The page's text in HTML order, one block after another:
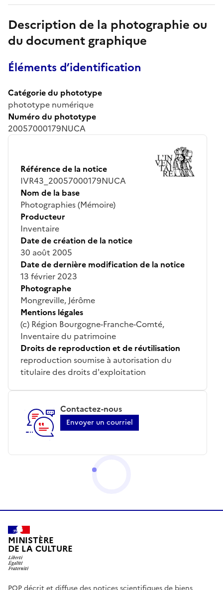
Description de la photographie ou
du document graphique
Éléments d’identification
Catégorie du phototype
phototype numérique
Numéro du phototype
20057000179NUCA
Référence de la notice
IVR43_20057000179NUCA
Nom de la base
Photographies (Mémoire)
Producteur
Inventaire
Date de création de la notice
30 août 2005
Date de dernière modification de la notice
13 février 2023
Photographe
Mongreville, Jérôme
Mentions légales
(c) Région Bourgogne-Franche-Comté,
Inventaire du patrimoine
Droits de reproduction et de réutilisation
reproduction soumise à autorisation du
titulaire des droits d'exploitation
Contactez-nous
Envoyer un courriel
MINISTÈRE
DE LA CULTURE